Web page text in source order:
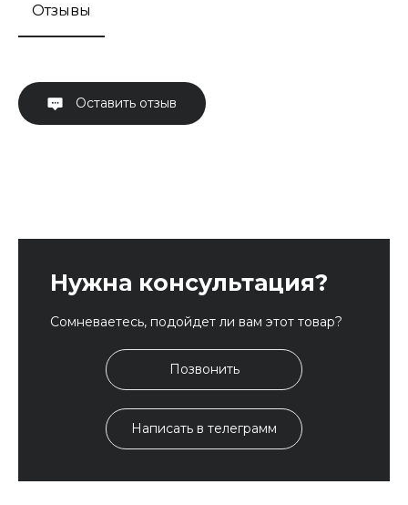
Отзывы
Оставить отзыв
Нужна консультация?
Сомневаетесь, подойдет ли вам этот товар?
Позвонить
Написать в телеграмм